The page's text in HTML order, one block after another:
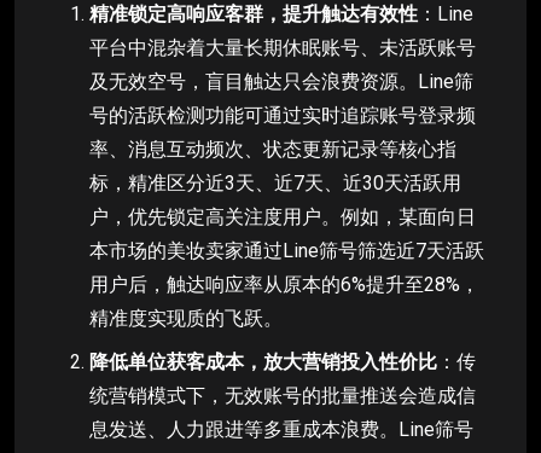
精准锁定高响应客群，提升触达有效性 ：Line
平台中混杂着大量长期休眠账号、未活跃账号
及无效空号，盲目触达只会浪费资源。Line筛
号的活跃检测功能可通过实时追踪账号登录频
率、消息互动频次、状态更新记录等核心指
标，精准区分近3天、近7天、近30天活跃用
户，优先锁定高关注度用户。例如，某面向日
本市场的美妆卖家通过Line筛号筛选近7天活跃
用户后，触达响应率从原本的6%提升至28%，
精准度实现质的飞跃。
降低单位获客成本，放大营销投入性价比 ：传
统营销模式下，无效账号的批量推送会造成信
息发送、人力跟进等多重成本浪费。Line筛号